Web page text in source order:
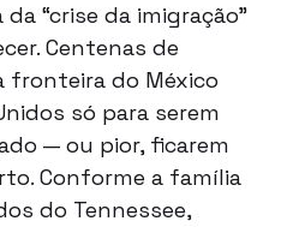
“crise da imigração”
Centenas de
fronteira do México
só para serem
— ou pior, ficarem
Conforme a família
do Tennessee,